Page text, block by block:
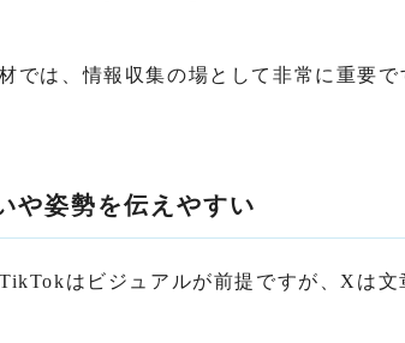
では、情報収集の場として非常に重要で
や姿勢を伝えやすい
はビジュアルが前提ですが、Xは